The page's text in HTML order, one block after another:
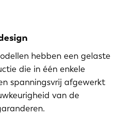
hebben een gelaste
die in één enkele
spanningsvrij afgewerkt
van de